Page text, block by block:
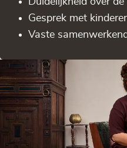
Gesprek met
Vaste